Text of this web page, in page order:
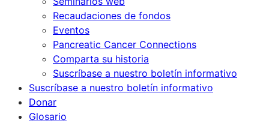
Recaudaciones de fondos
Eventos
Pancreatic Cancer Connections
Comparta su historia
Suscríbase a nuestro boletín informativo
Suscríbase a nuestro boletín informativo
Donar
Glosario